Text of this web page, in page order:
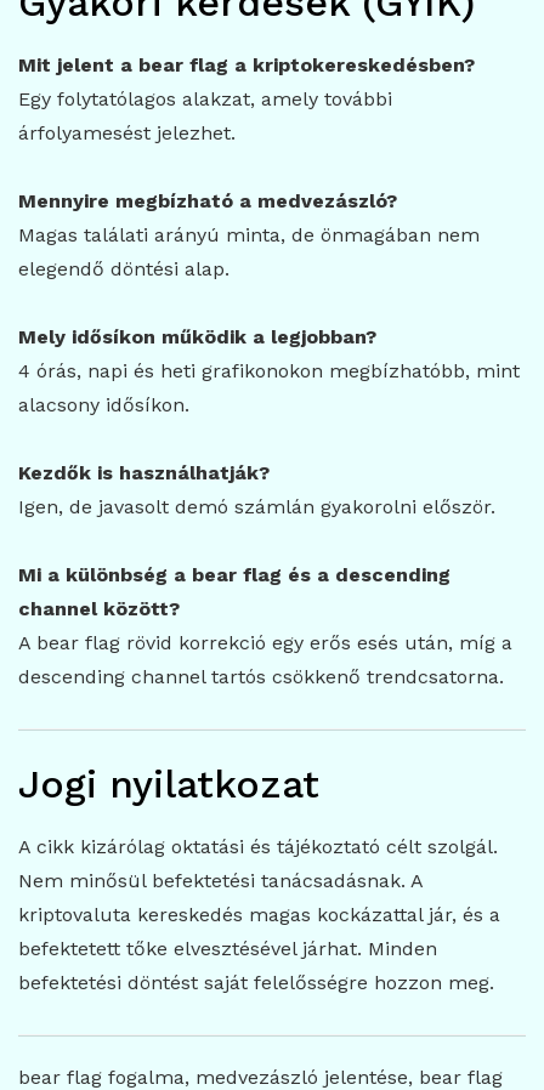
Mit jelent a bear flag a kriptokereskedésben?
Egy folytatólagos alakzat, amely további
árfolyamesést jelezhet.
Mennyire megbízható a medvezászló?
Magas találati arányú minta, de önmagában nem
elegendő döntési alap.
Mely idősíkon működik a legjobban?
4 órás, napi és heti grafikonokon megbízhatóbb, mint
alacsony idősíkon.
Kezdők is használhatják?
Igen, de javasolt demó számlán gyakorolni először.
Mi a különbség a bear flag és a descending
channel között?
A bear flag rövid korrekció egy erős esés után, míg a
descending channel tartós csökkenő trendcsatorna.
Jogi nyilatkozat
A cikk kizárólag oktatási és tájékoztató célt szolgál.
Nem minősül befektetési tanácsadásnak. A
kriptovaluta kereskedés magas kockázattal jár, és a
befektetett tőke elvesztésével járhat. Minden
befektetési döntést saját felelősségre hozzon meg.
bear flag fogalma, medvezászló jelentése, bear flag